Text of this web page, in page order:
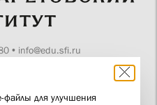
• info@edu.sfi.ru
для улучшения